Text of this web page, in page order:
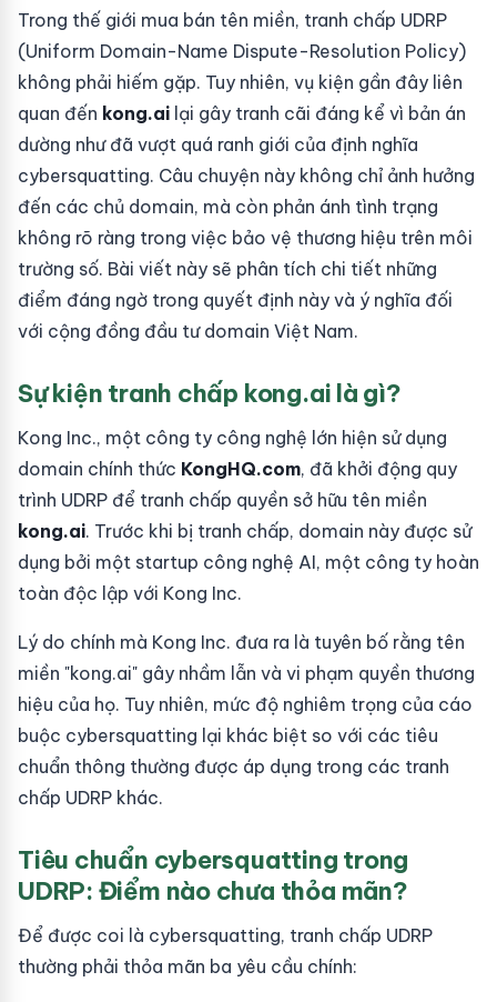
Trong thế giới mua bán tên miền, tranh chấp UDRP
(Uniform Domain-Name Dispute-Resolution Policy)
không phải hiếm gặp. Tuy nhiên, vụ kiện gần đây liên
quan đến kong.ai lại gây tranh cãi đáng kể vì bản án
dường như đã vượt quá ranh giới của định nghĩa
cybersquatting. Câu chuyện này không chỉ ảnh hưởng
đến các chủ domain, mà còn phản ánh tình trạng
không rõ ràng trong việc bảo vệ thương hiệu trên môi
trường số. Bài viết này sẽ phân tích chi tiết những
điểm đáng ngờ trong quyết định này và ý nghĩa đối
với cộng đồng đầu tư domain Việt Nam.
Sự kiện tranh chấp kong.ai là gì?
Kong Inc., một công ty công nghệ lớn hiện sử dụng
domain chính thức KongHQ.com, đã khởi động quy
trình UDRP để tranh chấp quyền sở hữu tên miền
kong.ai. Trước khi bị tranh chấp, domain này được sử
dụng bởi một startup công nghệ AI, một công ty hoàn
toàn độc lập với Kong Inc.
Lý do chính mà Kong Inc. đưa ra là tuyên bố rằng tên
miền "kong.ai" gây nhầm lẫn và vi phạm quyền thương
hiệu của họ. Tuy nhiên, mức độ nghiêm trọng của cáo
buộc cybersquatting lại khác biệt so với các tiêu
chuẩn thông thường được áp dụng trong các tranh
chấp UDRP khác.
Tiêu chuẩn cybersquatting trong
UDRP: Điểm nào chưa thỏa mãn?
Để được coi là cybersquatting, tranh chấp UDRP
thường phải thỏa mãn ba yêu cầu chính: